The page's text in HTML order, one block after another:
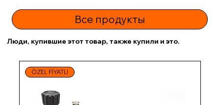
Все продукты
Люди, купившие этот товар, также купили и это.
ÖZEL FİYATLI